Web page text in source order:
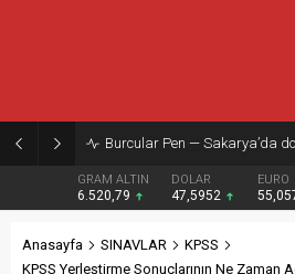
Burcular Pen — Sakarya’da
GRAM ALTIN
6.520,79
DOLAR
47,5952
EURO
Anasayfa SINAVLAR
KPSS
KPSS Yerleştirme Sonuçlarının Ne Zaman